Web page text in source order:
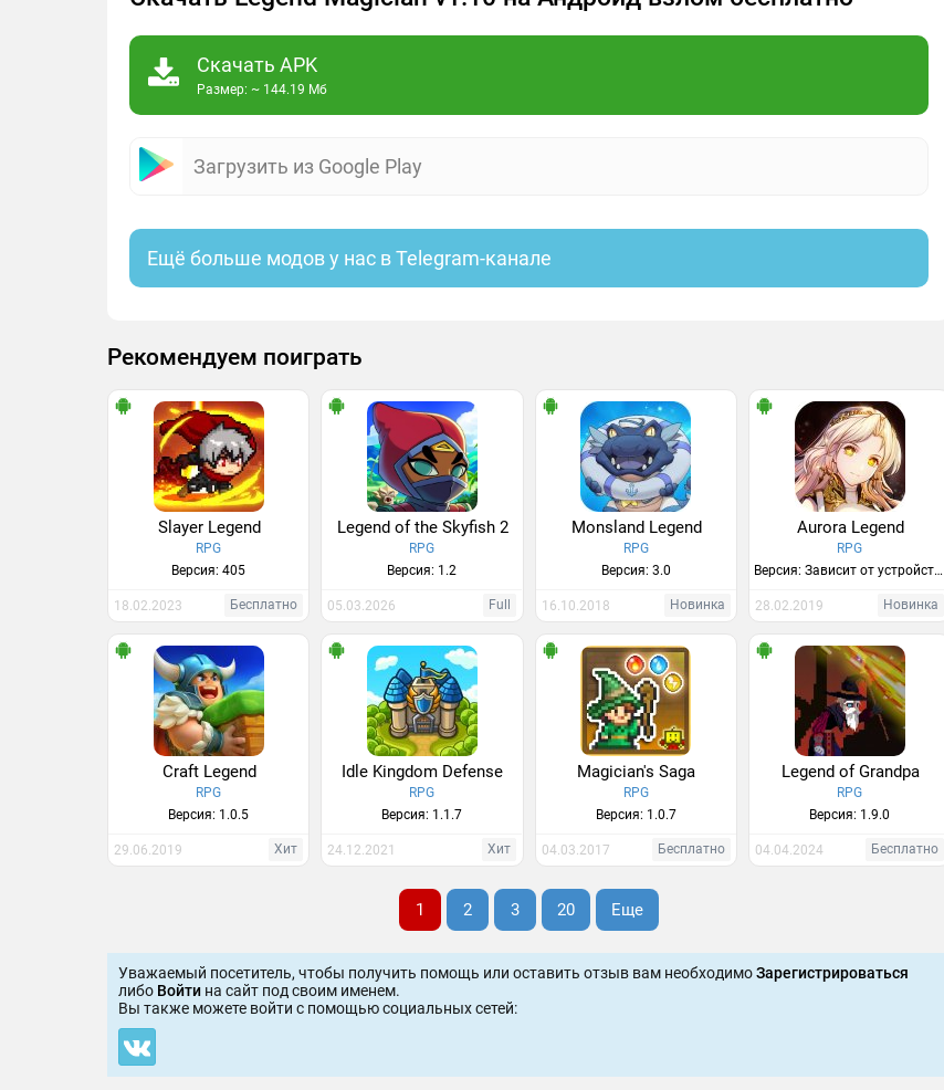
Скачать APK
Размер: ~ 144.19 Мб
Загрузить из Google Play
Ещё больше модов у нас в Telegram-канале
Рекомендуем поиграть
Slayer Legend
RPG
Версия: 405
18.02.2023 Бесплатно
Legend of the Skyfish 2
RPG
Версия: 1.2
05.03.2026 Full
Monsland Legend
RPG
Версия: 3.0
16.10.2018 Новинка
Aurora Legend
RPG
Версия: Зависит от устройства
28.02.2019 Новинка
Craft Legend
RPG
Версия: 1.0.5
29.06.2019 Хит
Idle Kingdom Defense
RPG
Версия: 1.1.7
24.12.2021 Хит
Magician's Saga
RPG
Версия: 1.0.7
04.03.2017 Бесплатно
Legend of Grandpa
RPG
Версия: 1.9.0
04.04.2024 Бесплатно
1 2 3 20 Еще
Уважаемый посетитель, чтобы получить помощь или оставить отзыв вам необходимоЗарегистрироваться
либо Войти на сайт под своим именем.
Вы также можете войти c помощью социальных сетей: